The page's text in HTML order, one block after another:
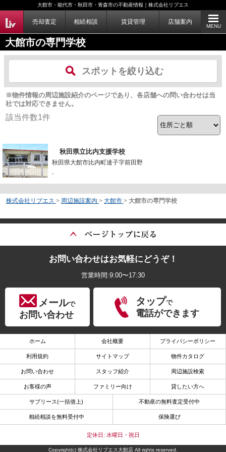
大館市・能代市・秋田市・青森市の不動産情報｜株式会社リブエス
売却査定 相続相談 賃貸管理 店舗案内
MENU
大館市の専門学校
スポットを絞り込む
※物件情報の周辺施設紹介のページであり、各店舗への問い合わせは当
社では対応できません。
該当件数1件
秋田県立比内支援学校
秋田県大館市比内町達子字前田野
-
株式会社リブエス > 周辺施設案内 > 大館市 > 大館市の専門学校
お問い合わせはお気軽にどうぞ！
営業時間:9:00〜17:30
メールで
お問い合わせ
タップで
電話ができます
ホーム 会社概要 プライバシーポリシー
利用規約 サイトマップ 物件カタログ
お問い合わせ スタッフ紹介 周辺施設検索
お客様の声 ファミリー向け 貸したい方へ
サブリース(一括借上) 不動産の無料査定受付中
相続相談を無料受付中 保険選び
定休日: 水曜日・祝日
Copyright(c) 株式会社リブエス大館店 All rights reserved.